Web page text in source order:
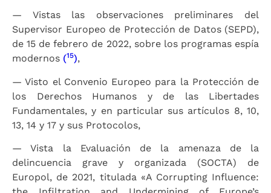
— Vistas las observaciones preliminares del
Supervisor Europeo de Protección de Datos (SEPD),
de 15 de febrero de 2022, sobre los programas espía
modernos (15),
— Visto el Convenio Europeo para la Protección de
los Derechos Humanos y de las Libertades
Fundamentales, y en particular sus artículos 8, 10,
13, 14 y 17 y sus Protocolos,
— Vista la Evaluación de la amenaza de la
delincuencia grave y organizada (SOCTA) de
Europol, de 2021, titulada «A Corrupting Influence: